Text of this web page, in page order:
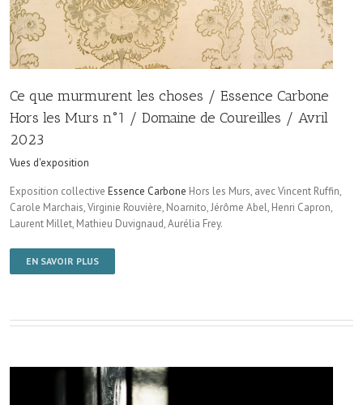
Ce que murmurent les choses / Essence Carbone
Hors les Murs n°1 / Domaine de Coureilles / Avril
2023
Vues d'exposition
Exposition collective Essence Carbone Hors les Murs, avec Vincent Ruffin,
Carole Marchais, Virginie Rouvière, Noarnito, Jérôme Abel, Henri Capron,
Laurent Millet, Mathieu Duvignaud, Aurélia Frey.
EN SAVOIR PLUS